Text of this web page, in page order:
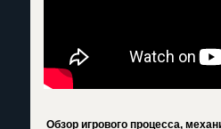
Обзор игрового процесса,